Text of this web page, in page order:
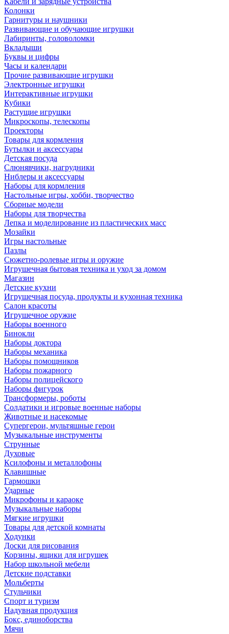
Колонки
Гарнитуры и наушники
Развивающие и обучающие игрушки
Лабиринты, головоломки
Вкладыши
Буквы и цифры
Часы и календари
Прочие развивающие игрушки
Электронные игрушки
Интерактивные игрушки
Кубики
Растущие игрушки
Микроскопы, телескопы
Проекторы
Товары для кормления
Бутылки и аксессуары
Детская посуда
Слюнявчики, нагрудники
Ниблеры и аксессуары
Наборы для кормления
Настольные игры, хобби, творчество
Сборные модели
Наборы для творчества
Лепка и моделирование из пластических масс
Мозайки
Игры настольные
Пазлы
Сюжетно-ролевые игры и оружие
Игрушечная бытовая техника и уход за домом
Магазин
Детские кухни
Игрушечная посуда, продукты и кухонная техника
Салон красоты
Игрушечное оружие
Наборы военного
Бинокли
Наборы доктора
Наборы механика
Наборы помощников
Наборы пожарного
Наборы полицейского
Наборы фигурок
Трансформеры, роботы
Солдатики и игровые военные наборы
Животные и насекомые
Супергерои, мультяшные герои
Музыкальные инструменты
Струнные
Духовые
Ксилофоны и металлофоны
Клавишные
Гармошки
Ударные
Микрофоны и караоке
Музыкальные наборы
Мягкие игрушки
Товары для детской комнаты
Ходунки
Доски для рисования
Корзины, ящики для игрушек
Набор школьной мебели
Детские подставки
Мольберты
Стульчики
Спорт и туризм
Надувная продукция
Бокс, единоборства
Мячи